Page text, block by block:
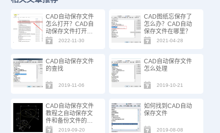
CAD自动保存文件
怎么打开？CAD自
动保存文件打开步
骤
2022-11-30
CAD图纸忘保存了
怎么办？CAD自动
保存文件在哪里？
2021-04-28
CAD自动保存文件
的查找
2019-11-06
CAD自动保存文件
怎么处理
2019-10-21
CAD自动保存文件
教程之自动保存文
件和备份文件的生
成
2019-09-20
如何找到CAD自动
保存文件
2019-08-08